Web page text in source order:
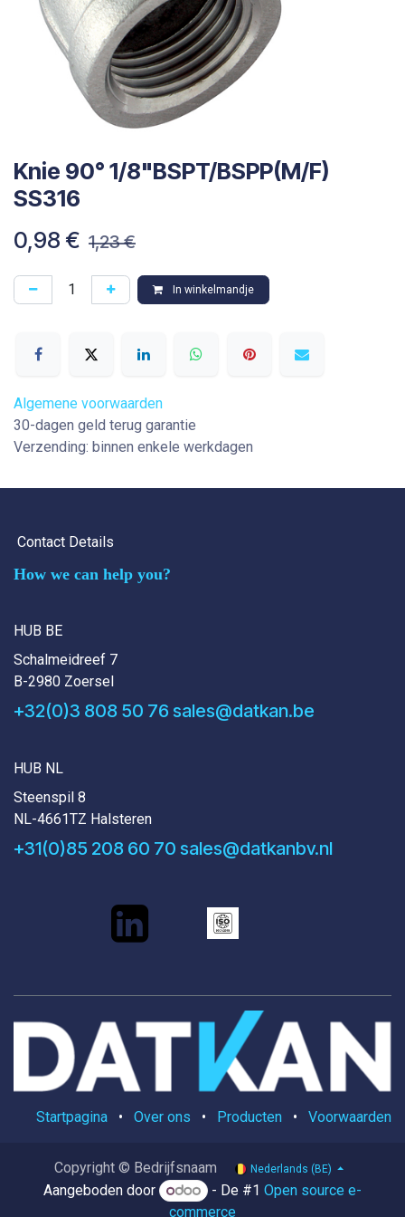
Knie 90° 1/8"BSPT/BSPP(M/F)
SS316
0,98 € 1,23€
In winkelmandje
Algemene voorwaarden
30-dagen geld terug garantie
Verzending: binnen enkele werkdagen
Contact Details
How we can help you?
HUB BE
Schalmeidreef 7
B-2980 Zoersel
+32(0)3 808 50 76 sales@datkan.be
HUB NL
Steenspil 8
NL-4661TZ Halsteren
+31(0)85 208 60 70 sales@datkanbv.nl
Startpagina • Over ons • Producten • Voorwaarden
Copyright © Bedrijfsnaam Nederlands (BE)
Aangeboden door - De #1Open source e-
commerce